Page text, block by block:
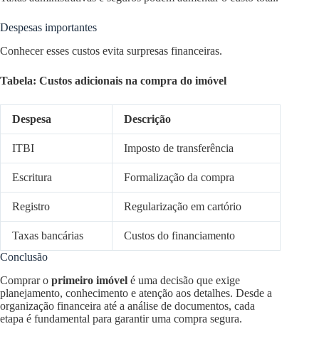
Despesas importantes
Conhecer esses custos evita surpresas financeiras.
Tabela: Custos adicionais na compra do imóvel
Despesa Descrição
ITBI Imposto de transferência
Escritura Formalização da compra
Registro Regularização em cartório
Taxas bancárias
Custos do financiamento
Conclusão
Comprar o primeiro imóvel é uma decisão que exige
planejamento, conhecimento e atenção aos detalhes. Desde a
organização financeira até a análise de documentos, cada
etapa é fundamental para garantir uma compra segura.